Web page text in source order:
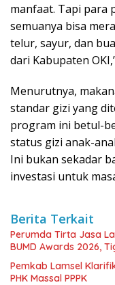
manfaat. Tapi para
semuanya bisa
telur, sayur, dan
dari Kabupaten
Menurutnya,
standar gizi yang
program ini betul-
status gizi anak-
Ini bukan sekadar
investasi untuk
Berita Terkait
Perumda Tirta Jasa
BUMD Awards 2026,
Pemkab Lamsel
PHK Massal PPPK